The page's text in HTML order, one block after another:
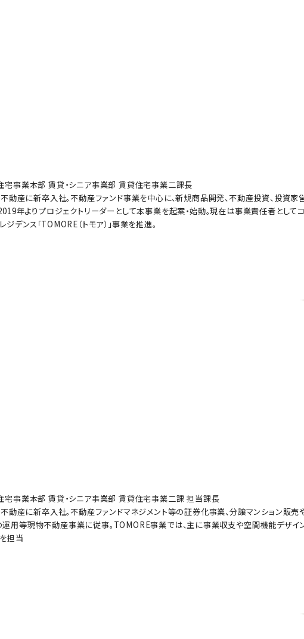
宅事業本部 賃貸・シニア事業部 賃貸住宅事業二課長
動産に新卒入社。不動産ファンド事業を中心に、新規商品開発、不動産投資、投資家
年よりプロジェクトリーダーとして本事業を起案・始動。現在は事業責任者として
ジデンス「TOMORE（トモア）」事業を推進。
宅事業本部 賃貸・シニア事業部 賃貸住宅事業二課 担当課長
動産に新卒入社。不動産ファンドマネジメント等の証券化事業、分譲マンション販売
用等現物不動産事業に従事。TOMORE事業では、主に事業収支や空間機能デザイ
担当